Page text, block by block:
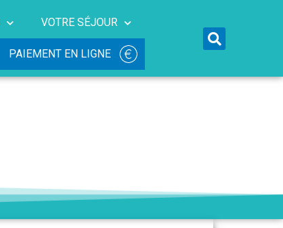
VOTRE SÉJOUR
PAIEMENT EN LIGNE